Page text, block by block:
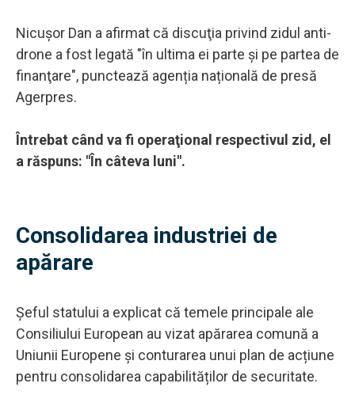
Nicuşor Dan a afirmat că discuţia privind zidul anti-
drone a fost legată "în ultima ei parte şi pe partea de
finanţare", punctează agenția națională de presă
Agerpres.
Întrebat când va fi operaţional respectivul zid, el
a răspuns: "În câteva luni".
Consolidarea industriei de
apărare
Șeful statului a explicat că temele principale ale
Consiliului European au vizat apărarea comună a
Uniunii Europene și conturarea unui plan de acțiune
pentru consolidarea capabilităților de securitate.